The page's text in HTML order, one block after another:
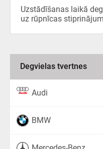
Degvielas tvertnes
Audi
BMW
Uzstādīšanas laikā
uz rūpnīcas